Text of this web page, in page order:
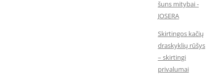
šuns mitybai -
JOSERA
Skirtingos kačių
draskyklių rūšys
– skirtingi
privalumai